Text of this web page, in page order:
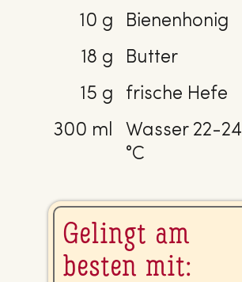
10 g
Bienenhonig
18 g
Butter
15 g
frische Hefe
300 ml
Wasser 22-24
°C
Gelingt am
besten mit: